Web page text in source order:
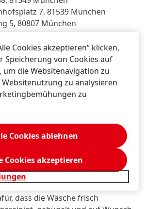
7, 81539 München
5, 80807 München
61, 81476 München
515, 81241 München
7, 80922 München
80802 München
506, 80933 München
1, 80807 München
und Wäscheservice in
Postfilialen, am
Wunschadresse oder in
von dm bieten wir den Service
dass die Wäsche frisch
Cookies akzeptieren“ klicken,
Speicherung von Cookies auf
um die Websitenavigation zu
zu analysieren
zu
Cookies ablehnen
Cookies akzeptieren